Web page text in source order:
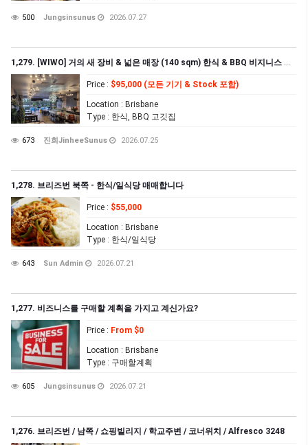
500 Jungsinsunus 2026.07.27
1,279. [WIWO] 거의 새 장비 & 넓은 매장 (140 sqm) 한식 & BBQ 비지니스 급매
Price : $95,000 (모든 기기 & Stock 포함)
Location : Brisbane
Type : 한식, BBQ 고깃집
673 진희JinheeSunus 2026.07.25
1,278. 브리즈번 북쪽 - 한식/일식당 매매합니다
Price : $55,000
Location : Brisbane
Type : 한식/일식당
643 Sun Admin 2026.07.21
1,277. 비즈니스를 구매할 계획을 가지고 계신가요?
Price : From $0
Location : Brisbane
Type : 구매할계획
605 Jungsinsunus 2026.07.21
1,276. 브리즈번 / 남쪽 / 쇼핑빌리지 / 학교주변 / 코너위치 / Alfresco 3248